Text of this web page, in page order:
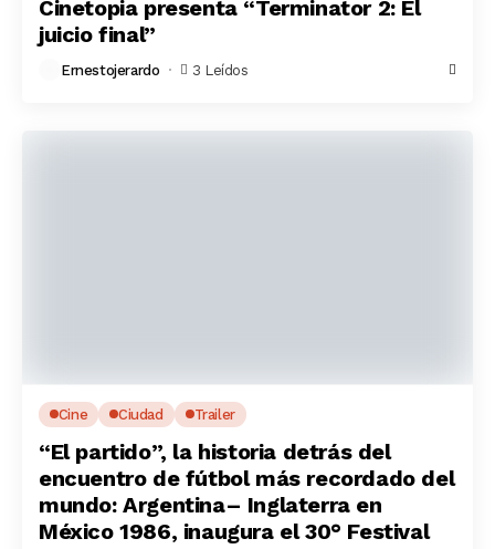
Cinetopia presenta “Terminator 2: El
juicio final”
Ernestojerardo 3 Leídos
Cine Ciudad Trailer
“El partido”, la historia detrás del
encuentro de fútbol más recordado del
mundo: Argentina– Inglaterra en
México 1986, inaugura el 30° Festival